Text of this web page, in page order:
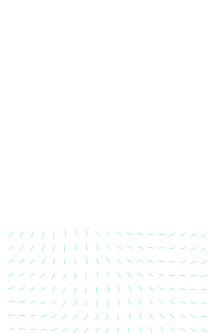
Karosserievermessung
Unsere exakte Karosserievermessung stellt sicher,
dass Ihre Fahrzeugkarosserie nach einem Unfall
wieder in ihren ursprünglichen Zustand gebracht